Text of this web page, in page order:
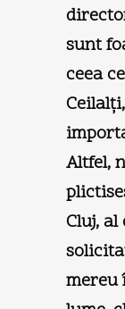
sunt
ceea
Altfel,
Cluj,
mereu